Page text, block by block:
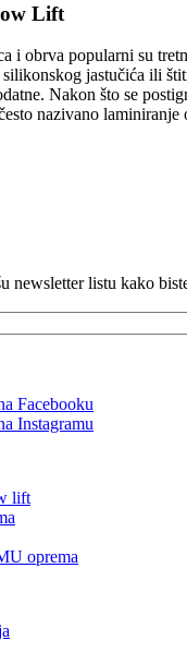
Lift
i obrva popularni su
jastučića ili
Nakon što se
nazivano
newsletter listu kako
Facebooku
Instagramu
lift
oprema